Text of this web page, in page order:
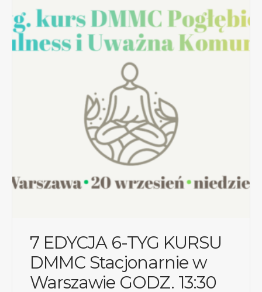
7 EDYCJA 6-TYG KURSU
DMMC Stacjonarnie w
Warszawie GODZ. 13:30